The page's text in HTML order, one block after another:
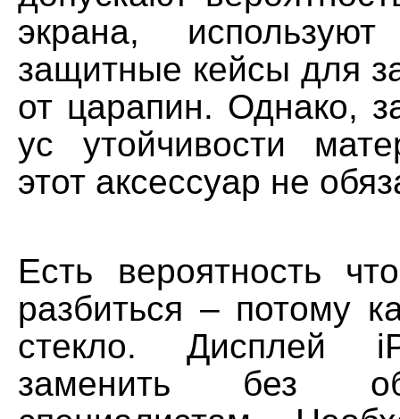
экрана,
защитные кейсы для
от царапин. Однако,
ус утойчивости
этот аксессуар не
Есть вероятность
разбиться – потому
стекло. Дисплей
заменить без